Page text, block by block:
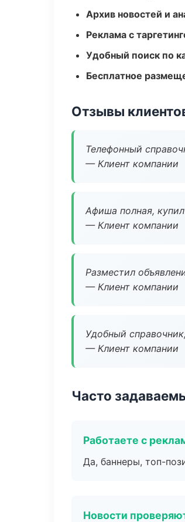
Архив новостей и
Реклама с
Удобный поиск по
Бесплатное
Отзывы
Телефонный
— Клиент компании
Афиша полная,
— Клиент компании
Разместил
— Клиент компании
Удобный
— Клиент компании
Часто
Работаете с
Да, баннеры, топ-
Новости